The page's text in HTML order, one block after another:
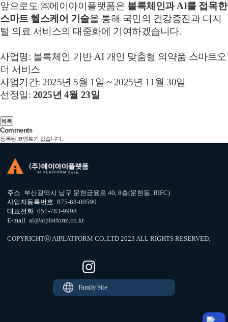
앞으로도 ㈜에이아이플랫폼은 블록체인과 AI를 접목한
스마트 헬스케어 기술을 통해 국민의 건강증진과 디지
털 의료 서비스의 대중화에 기여하겠습니다.
사업명: 블록체인 기반 AI 개인 맞춤형 의약품 스마트오
더 서비스
사업기간: 2025년 5월 1일 ~ 2025년 11월 30일
선정일: 2025년 4월 23일
Comments
등록된 코멘트가 없습니다.
주소
부산광역시 남구 문현금융로 40, 8층(문현동, BIFC)
사업자등록번호 875-88-00590
대표전화 051-783-9998
E-mail ai@aiplatform.co.kr
COPYRIGHTⓒ AIPLATFORM CO.,LTD 2023 ALL RIGHTS RESERVED.
Family Site